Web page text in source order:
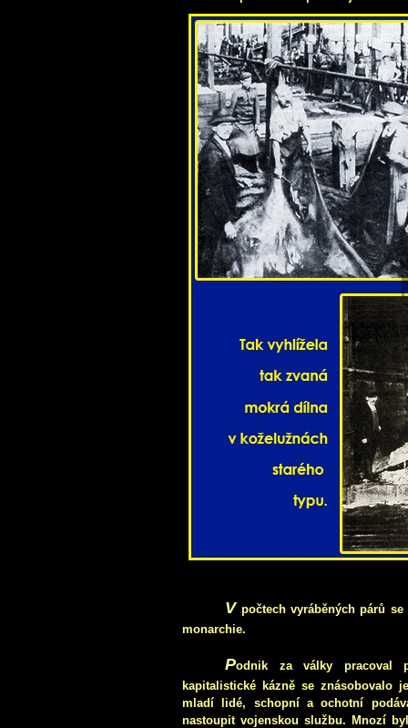
V počtech vyráběných párů
monarchie.
Podnik za války pracoval
kapitalistické kázně se znásobovalo
mladí lidé, schopní a ochotní
nastoupit vojenskou službu. Mnozí